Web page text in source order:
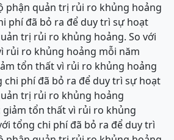
phận quản trị rủi ro khủng hoảng
phí đã bỏ ra để duy trì sự hoạt
trị rủi ro khủng hoảng. So với
rủi ro khủng hoảng mỗi năm
tổn thất vì rủi ro khủng hoảng
chi phí đã bỏ ra để duy trì sự hoạt
trị rủi ro khủng hoảng
giảm tổn thất vì rủi ro khủng
tổng chi phí đã bỏ ra để duy trì